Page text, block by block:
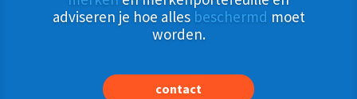
adviseren je hoe alles beschermd moet
worden.
contact